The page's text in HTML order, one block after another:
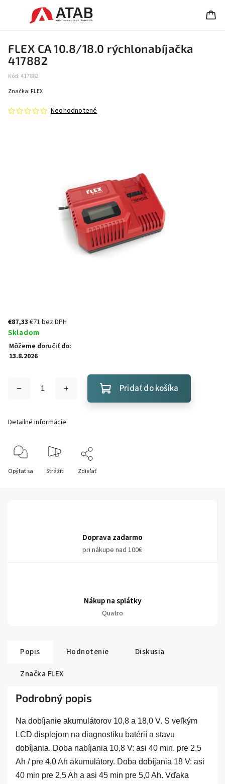
FLEX CA 10.8/18.0 rýchlonabíjačka
417882
Kód:417882
Neohodnotené
Značka: FLEX
€87,33 €71 bez DPH
Skladom
Môžeme doručiť do:
13.8.2026
Pridať do košíka
Detailné informácie
Opýtať sa Strážiť Zdieľať
Doprava zadarmo
pri nákupe nad 100€
Nákup na splátky
Quatro
Popis Hodnotenie
Diskusia
Značka FLEX
Podrobný popis
Na dobíjanie akumulátorov 10,8 a 18,0 V. S veľkým
LCD displejom na diagnostiku batérií a stavu
dobíjania. Doba nabíjania 10,8 V: asi 40 min. pre 2,5
Ah / pre 4,0 Ah akumulátory. Doba dobíjania 18 V: asi
40 min pre 2,5 Ah a asi 45 min pre 5,0 Ah. Vďaka